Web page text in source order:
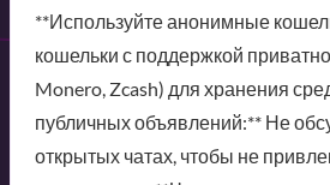
**Используйте анонимные
кошельки с поддержкой
Monero, Zcash) для хранения
публичных объявлений:** Не
открытых чатах, чтобы не